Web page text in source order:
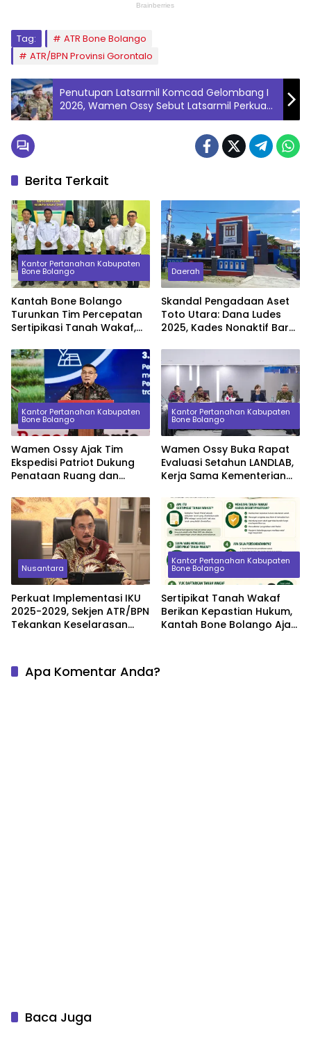
Tag:
ATR Bone Bolango
ATR/BPN Provinsi Gorontalo
Penutupan Latsarmil Komcad Gelombang I
2026, Wamen Ossy Sebut Latsarmil Perkuat
Karakter dan Integritas ASN
Berita Terkait
Kantor Pertanahan Kabupaten
Bone Bolango
Kantah Bone Bolango
Turunkan Tim Percepatan
Sertipikasi Tanah Wakaf,
KUA
Daerah
Skandal Pengadaan Aset
Toto Utara: Dana Ludes
2025, Kades Nonaktif Baru
Spesifikasi di 2026
Kantor Pertanahan Kabupaten
Bone Bolango
Wamen Ossy Ajak Tim
Ekspedisi Patriot Dukung
Penataan Ruang dan
Pertanahan di Kawasan
Transmigrasi
Kantor Pertanahan Kabupaten
Bone Bolango
Wamen Ossy Buka Rapat
Evaluasi Setahun LANDLAB,
Kerja Sama Kementerian
Nusantara
Perkuat Implementasi IKU
2025-2029, Sekjen ATR/BPN
Tekankan Keselarasan
Kantor Pertanahan Kabupaten
Bone Bolango
Sertipikat Tanah Wakaf
Berikan Kepastian Hukum,
Kantah Bone Bolango Ajak
Apa Komentar Anda?
Baca Juga